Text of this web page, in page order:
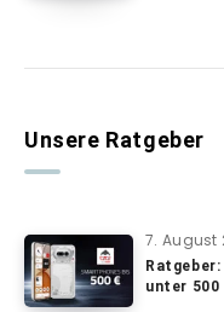
Unsere Ratgeber
7. August
unter 500